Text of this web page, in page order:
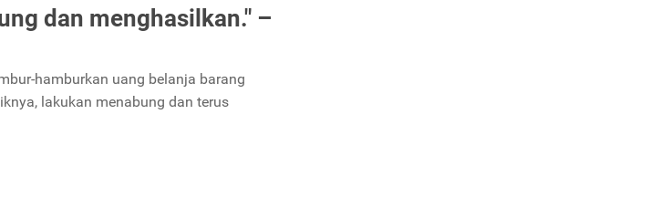
dan menghasilkan." –
hamburkan uang belanja barang
lakukan menabung dan terus